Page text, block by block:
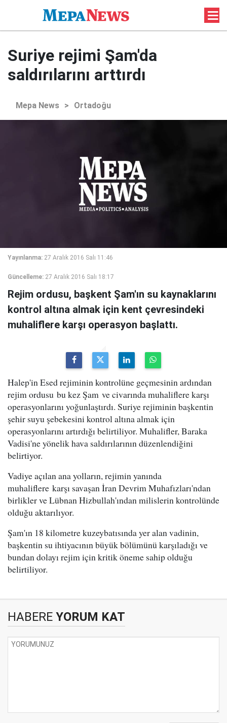
Suriye rejimi Şam'da
saldırılarını arttırdı
Mepa News > Ortadoğu
Yayınlanma: 27 Aralık 2016 Salı 11:46
Güncelleme: 27 Aralık 2016 Salı 18:17
Rejim ordusu, başkent Şam'ın su kaynaklarını
kontrol altına almak için kent çevresindeki
muhaliflere karşı operasyon başlattı.
Halep'in Esed rejiminin kontrolüne geçmesinin ardından
rejim ordusu bu kez Şam ve civarında muhaliflere karşı
operasyonlarını yoğunlaştırdı. Suriye rejiminin başkentin
şehir suyu şebekesini kontrol altına almak için
operasyonlarını artırdığı belirtiliyor. Muhalifler, Baraka
Vadisi'ne yönelik hava saldırılarının düzenlendiğini
belirtiyor.
Vadiye açılan ana yolların, rejimin yanında
muhaliflere karşı savaşan İran Devrim Muhafızları'ndan
birlikler ve Lübnan Hizbullah'ından milislerin kontrolünde
olduğu aktarılıyor.
Şam'ın 18 kilometre kuzeybatısında yer alan vadinin,
başkentin su ihtiyacının büyük bölümünü karşıladığı ve
bundan dolayı rejim için kritik öneme sahip olduğu
belirtiliyor.
HABERE YORUM KAT